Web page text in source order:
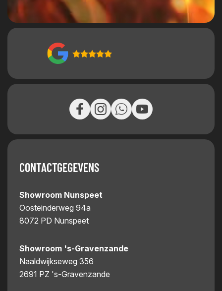
CONTACTGEGEVENS
Showroom Nunspeet
Oosteinderweg 94a
8072 PD Nunspeet
Showroom 's-Gravenzande
Naaldwijkseweg 356
2691 PZ 's-Gravenzande